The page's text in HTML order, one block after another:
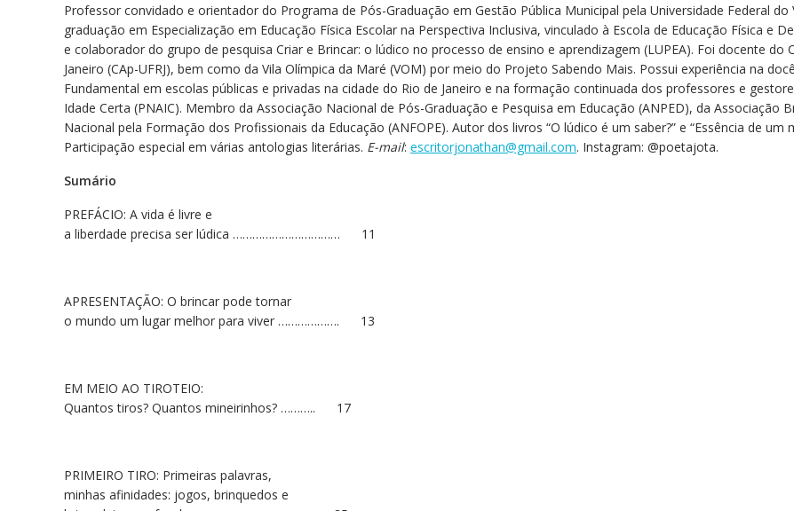
Professor convidado e orientador do Programa de Pós-Graduação em Gestão Pública Municipal pela Universidade Federal do
graduação em Especialização em Educação Física Escolar na Perspectiva Inclusiva, vinculado à Escola de Educação Física e
e colaborador do grupo de pesquisa Criar e Brincar: o lúdico no processo de ensino e aprendizagem (LUPEA). Foi docente do
Janeiro (CAp-UFRJ), bem como da Vila Olímpica da Maré (VOM) por meio do Projeto Sabendo Mais. Possui experiência na
Fundamental em escolas públicas e privadas na cidade do Rio de Janeiro e na formação continuada dos professores e
Idade Certa (PNAIC). Membro da Associação Nacional de Pós-Graduação e Pesquisa em Educação (ANPED), da Associação
Nacional pela Formação dos Profissionais da Educação (ANFOPE). Autor dos livros “O lúdico é um saber?” e “Essência de
Participação especial em várias antologias literárias. E-mail: escritorjonathan@gmail.com. Instagram: @poetajota.
Sumário
PREFÁCIO: A vida é livre e
a liberdade precisa ser lúdica …………………………… 11
APRESENTAÇÃO: O brincar pode tornar
o mundo um lugar melhor para viver ………………. 13
EM MEIO AO TIROTEIO:
Quantos tiros? Quantos mineirinhos? ……….. 17
PRIMEIRO TIRO: Primeiras palavras,
minhas afinidades: jogos, brinquedos e